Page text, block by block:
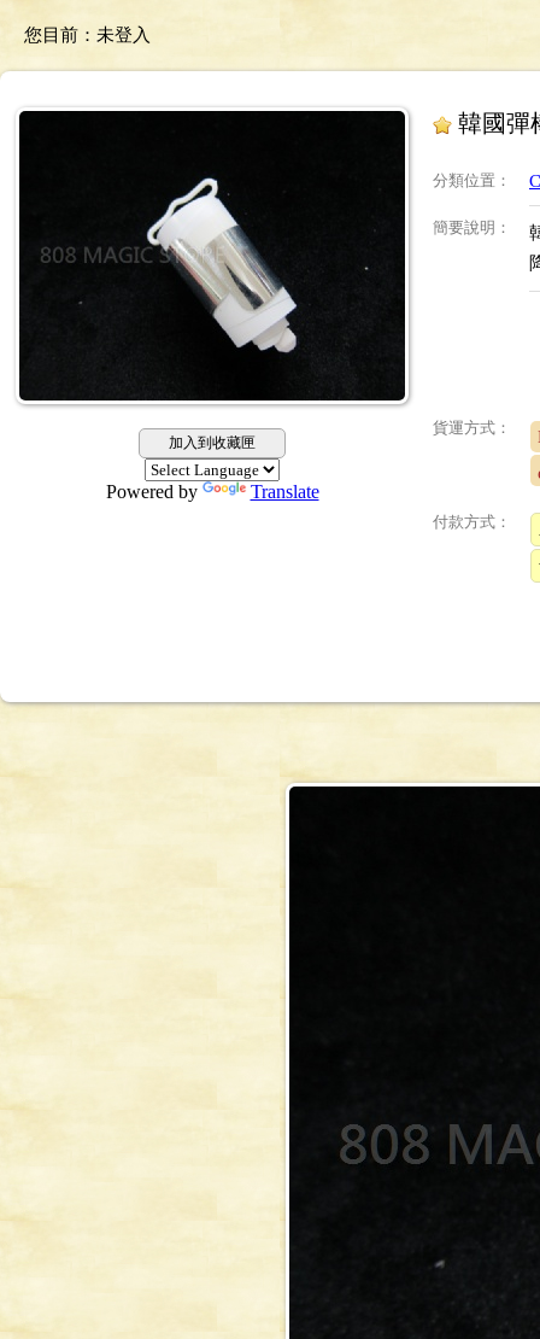
您目前： 未登入
加入到收藏匣
Powered by Translate
韓國彈
分類位置 ：
簡要說明 ：
貨運方式：
付款方式：